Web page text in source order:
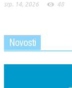
srp. 14, 2026 48
Novosti